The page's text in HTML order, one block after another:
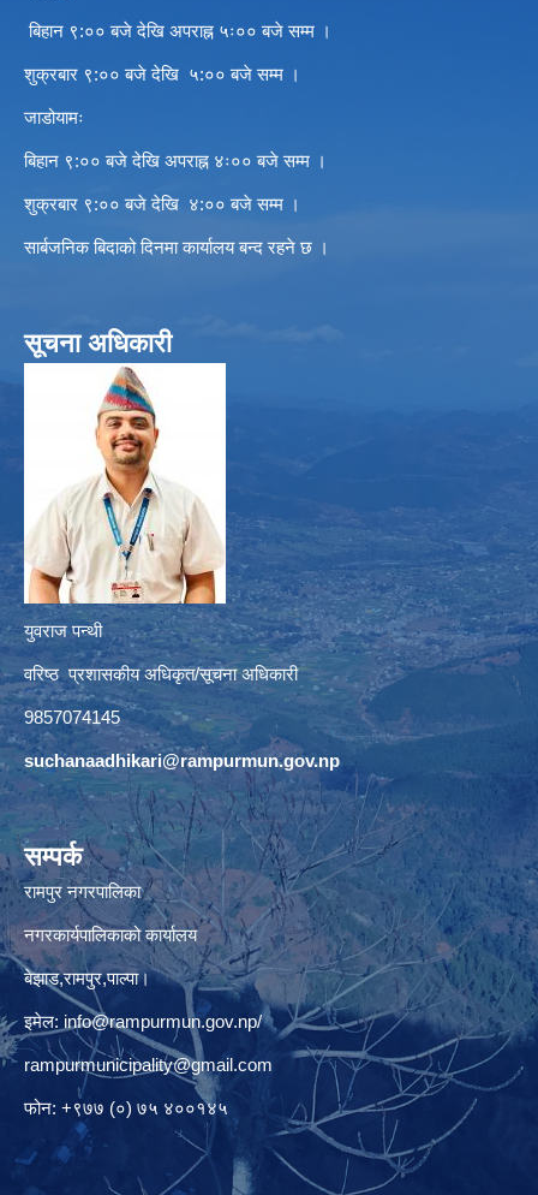
बिहान ९:०० बजे देखि अपराह्न ५ः०० बजे सम्म ।
शुक्रबार ९:०० बजे देखि ५:०० बजे सम्म ।
जाडोयामः
बिहान ९:०० बजे देखि अपराह्न ४ः०० बजे सम्म ।
शुक्रबार ९:०० बजे देखि ४:०० बजे सम्म ।
सार्बजनिक बिदाको दिनमा कार्यालय बन्द रहने छ ।
सूचना अधिकारी
युवराज पन्थी
वरिष्ठ प्रशासकीय अधिकृत/सूचना अधिकारी
9857074145
suchanaadhikari@rampurmun.gov.np
सम्पर्क
रामपुर नगरपालिका
नगरकार्यपालिकाको कार्यालय
बेझाड,रामपुर,पाल्पा।
इमेल: info@rampurmun.gov.np/
rampurmunicipality@gmail.com
फोन: +९७७ (०) ७५ ४००१४५